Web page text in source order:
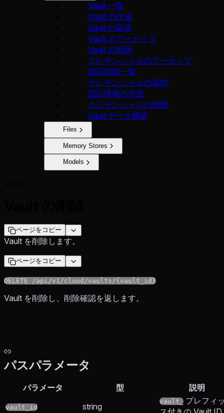
Vault 一覧
Vault の作成
Vault の取得
Vault のアーカイブ
Vault の削除
クレデンシャルのアーカイブ
認証情報一覧
クレデンシャルの取得
認証情報の作成
クレデンシャルの削除
Vault データ構造
Files
Memory Stores
Models
ページをコピー
Vault を削除します。
ページをコピー
DELETE /api/v1/cloud/vaults/{vault_id}
Vault を削除し、削除確認を返します。
パスパラメータ
パラメータ 型 説明
vault_id string
vault_ プレフィ